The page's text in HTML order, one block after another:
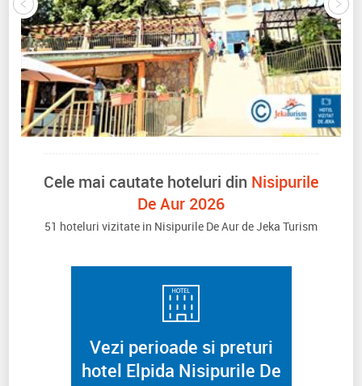
Cele mai cautate hoteluri din Nisipurile
De Aur 2026
51 hoteluri vizitate in Nisipurile De Aur de Jeka Turism
Vezi perioade si preturi
hotel Elpida Nisipurile De